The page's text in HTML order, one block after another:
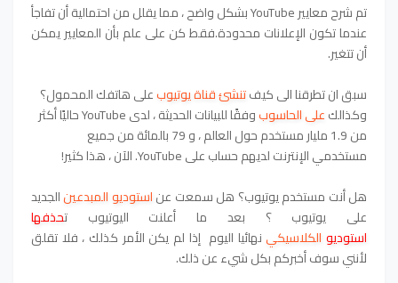
تم شرح معايير YouTube بشكل واضح ، مما يقلل من احتمالية أن تفاجأ
عندما تكون الإعلانات محدودة.فقط كن على علم بأن المعايير يمكن
أن تتغير.
سبق ان تطرقنا الى كيفتنشئ قناة يوتيوبعلى هاتفك المحمول؟
وكذالكعلى الحاسوب
وفقًا للبيانات الحديثة ، لدى YouTube حاليًا أكثر
من 1.9 مليار مستخدم حول العالم ، و 79 بالمائة من جميع
مستخدمي الإنترنت لديهم حساب على YouTube. الآن ، هذا كثير!
هل أنت مستخدم يوتيوب؟ هل سمعت عناستوديو المبدعينالجديد
على يوتيوب ؟ بعد ما أعلنت اليوتيوب تحذفها
استوديوالكلاسيكي نهائيا اليوم إذا لم يكن الأمر كذلك ، فلا تقلق
لأنني سوف أخبركم بكل شيء عن ذلك.